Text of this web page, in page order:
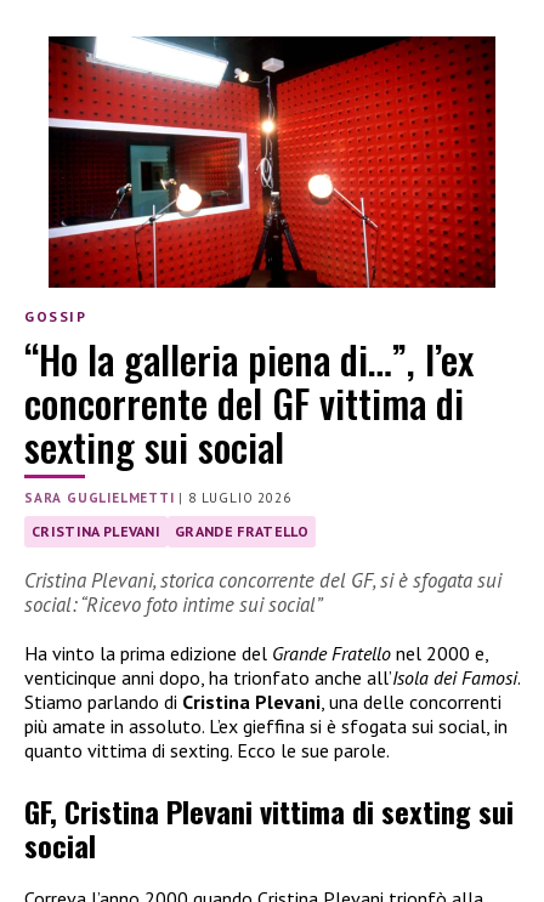
GOSSIP
“Ho la galleria piena di…”, l’ex
concorrente del GF vittima di
sexting sui social
SARA GUGLIELMETTI | 8 LUGLIO 2026
CRISTINA PLEVANI GRANDE FRATELLO
Cristina Plevani, storica concorrente del GF, si è sfogata sui
social: “Ricevo foto intime sui social”
Ha vinto la prima edizione del Grande Fratello nel 2000 e,
venticinque anni dopo, ha trionfato anche all’Isola dei Famosi.
Stiamo parlando di Cristina Plevani , una delle concorrenti
più amate in assoluto. L’ex gieffina si è sfogata sui social, in
quanto vittima di sexting. Ecco le sue parole.
GF, Cristina Plevani vittima di sexting sui
social